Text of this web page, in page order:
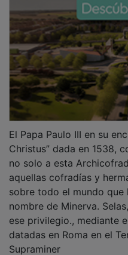
Christus” dada en 1538,
no solo a esta
aquellas cofradías y
sobre todo el mundo que
nombre de Minerva.
ese privilegio., mediante
datadas en Roma en el
Supraminer